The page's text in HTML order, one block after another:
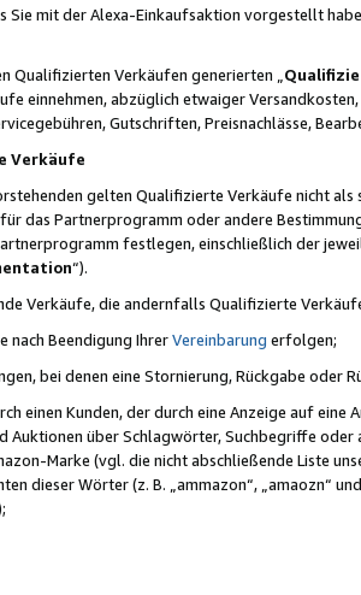
mit der Alexa-Einkaufsaktion vorgestellt
Qualifizierten Verkäufen generierten „
einnehmen, abzüglich etwaiger
Gutschriften, Preisnachlässe,
Verkäufe
gelten Qualifizierte Verkäufe nicht
das Partnerprogramm oder andere
festlegen, einschließlich der
“).
Verkäufe, die andernfalls Qualifizierte
nach Beendigung IhrerVereinbarung erfolgen;
bei denen eine Stornierung, Rückgabe oder
einen Kunden, der durch eine Anzeige auf
Auktionen über Schlagwörter, Suchbegriffe
Marke (vgl. die nicht abschließende Liste
dieser Wörter (z. B. „ammazon“, „amaozn“